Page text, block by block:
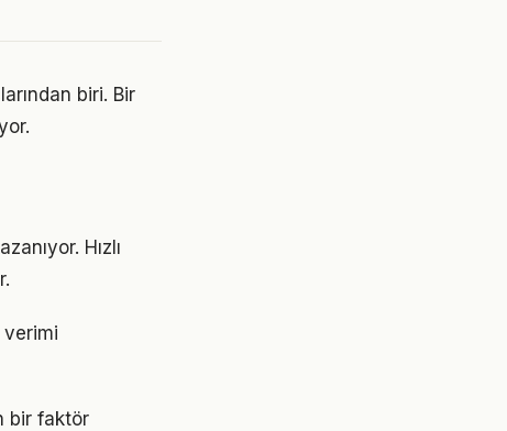
biri. Bir
Hızlı
verimi
bir faktör